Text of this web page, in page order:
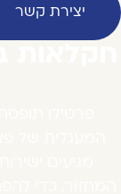
יצירת קשר